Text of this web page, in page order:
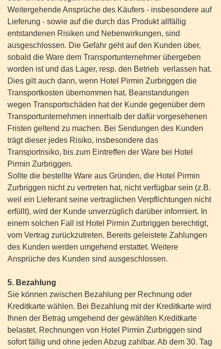
Weitergehende Ansprüche des Käufers - insbesondere auf
Lieferung - sowie auf die durch das Produkt allfällig
entstandenen Risiken und Nebenwirkungen, sind
ausgeschlossen. Die Gefahr geht auf den Kunden über,
sobald die Ware dem Transportunternehmer übergeben
worden ist und das Lager, resp. den Betrieb verlassen hat.
Dies gilt auch dann, wenn Hotel Pirmin Zurbriggen die
Transportkosten übernommen hat. Beanstandungen
wegen Transportschäden hat der Kunde gegenüber dem
Transportunternehmen innerhalb der dafür vorgesehenen
Fristen geltend zu machen. Bei Sendungen des Kunden
trägt dieser jedes Risiko, insbesondere das
Transportrisiko, bis zum Eintreffen der Ware bei Hotel
Pirmin Zurbriggen.
Sollte die bestellte Ware aus Gründen, die Hotel Pirmin
Zurbriggen nicht zu vertreten hat, nicht verfügbar sein (z.B.
weil ein Lieferant seine vertraglichen Verpflichtungen nicht
erfüllt), wird der Kunde unverzüglich darüber informiert. In
einem solchen Fall ist Hotel Pirmin Zurbriggen berechtigt,
vom Vertrag zurückzutreten. Bereits geleistete Zahlungen
des Kunden werden umgehend erstattet. Weitere
Ansprüche des Kunden sind ausgeschlossen.
5. Bezahlung
Sie können zwischen Bezahlung per Rechnung oder
Kreditkarte wählen. Bei Bezahlung mit der Kreditkarte wird
Ihnen der Betrag umgehend der gewählten Kreditkarte
belastet. Rechnungen von Hotel Pirmin Zurbriggen sind
sofort fällig und ohne jeden Abzug zahlbar. Ab dem 30. Tag